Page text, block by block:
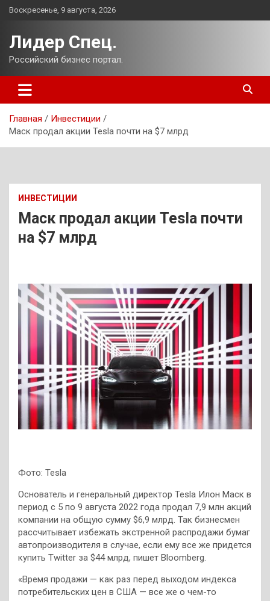
Перейти
Воскресенье, 9 августа, 2026
Лидер Спец.
Российский бизнес портал.
Главная
Инвестиции
Маск продал акции Tesla почти на $7 млрд
ИНВЕСТИЦИИ
Маск продал акции Tesla почти
на $7 млрд
Фото: Tesla
Основатель и генеральный директор Tesla Илон Маск в
период с 5 по 9 августа 2022 года продал 7,9 млн акций
компании на общую сумму $6,9 млрд. Так бизнесмен
рассчитывает избежать экстренной распродажи бумаг
автопроизводителя в случае, если ему все же придется
купить Twitter за $44 млрд, пишет Bloomberg.
«Время продажи — как раз перед выходом индекса
потребительских цен в США — все же о чем-то